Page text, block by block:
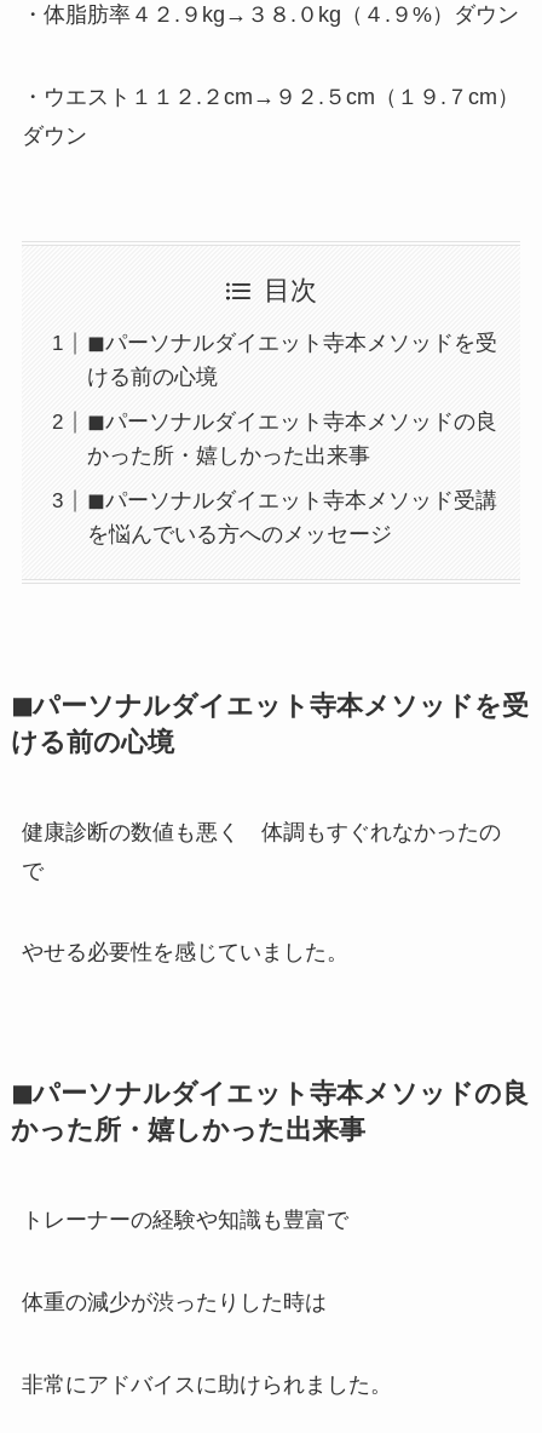
・体脂肪率４２.９kg→３８.０kg（４.９%）ダウン
・ウエスト１１２.２cm→９２.５cm（１９.７cm）
ダウン
目次
◼パーソナルダイエット寺本メソッドを受
ける前の心境
◼パーソナルダイエット寺本メソッドの良
かった所・嬉しかった出来事
◼パーソナルダイエット寺本メソッド受講
を悩んでいる方へのメッセージ
◼パーソナルダイエット寺本メソッドを受
ける前の心境
健康診断の数値も悪く 体調もすぐれなかったの
で
やせる必要性を感じていました。
◼パーソナルダイエット寺本メソッドの 良
かった所・嬉しかった出来事
トレーナーの経験や知識も豊富で
体重の減少が渋ったりした時は
非常にアドバイスに助けられました。